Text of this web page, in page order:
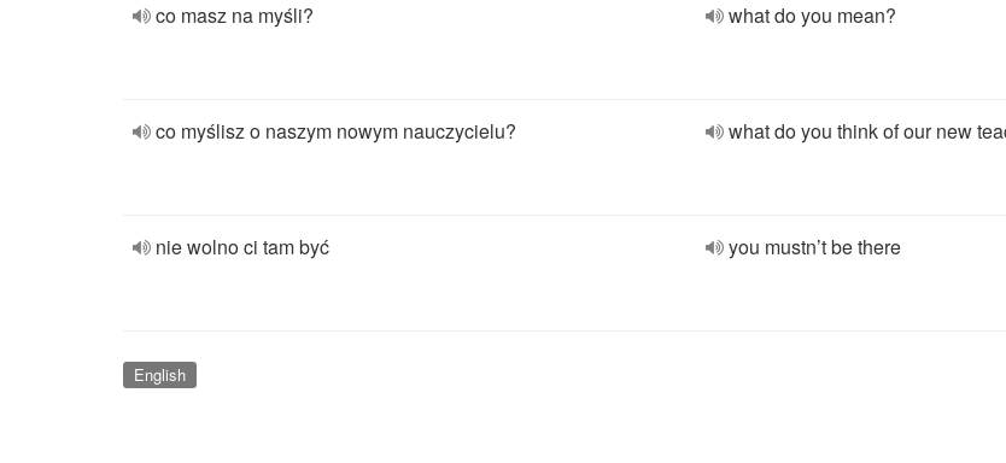
co masz na myśli? what do you mean?
co myślisz o naszym nowym nauczycielu? what do you think of our new
nie wolno ci tam być you mustn’t be there
English